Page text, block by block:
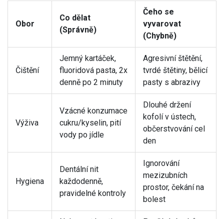
Obor
Co dělat
(Správně)
Čeho se
vyvarovat
(Chybně)
Čištění
Jemný kartáček,
fluoridová pasta, 2x
denně po 2 minuty
Agresivní štětění,
tvrdé štětiny, bělicí
pasty s abrazivy
Výživa
Vzácné konzumace
cukru/kyselin, pití
vody po jídle
Dlouhé držení
kofolí v ústech,
občerstvování cel
den
Hygiena
Dentální nit
každodenně,
pravidelné kontroly
Ignorování
mezizubních
prostor, čekání na
bolest